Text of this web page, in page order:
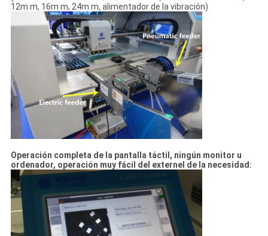
12m m, 16m m, 24m m, alimentador de la vibración)
Operación completa de la pantalla táctil, ningún monitor u
ordenador, operación muy fácil del externel de la necesidad: